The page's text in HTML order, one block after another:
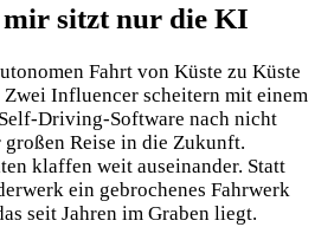
sitzt nur die KI
Fahrt von Küste zu Küste
Influencer scheitern mit einem
Driving-Software nach nicht
Reise in die Zukunft.
klaffen weit auseinander. Statt
ein gebrochenes Fahrwerk
seit Jahren im Graben liegt.